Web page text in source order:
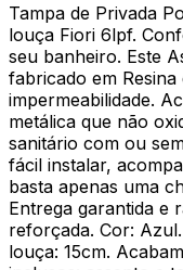
Tampa de Privada
louça Fiori 6lpf.
seu banheiro. Este
fabricado em
impermeabilidade.
metálica que não
sanitário com ou
fácil instalar,
basta apenas uma
Entrega garantida e
reforçada. Cor:
louça: 15cm.